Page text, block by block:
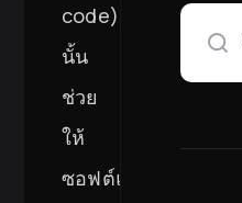
code)
นั้น
ช่วย
ให้
ซอฟต์แวร์